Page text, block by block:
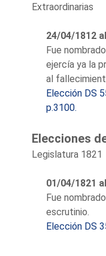
Extraordinarias
24/04/1812
Fue
ejercía ya la
al
Elección DS
p.3100.
Elecciones
Legislatura 1821
01/04/1821
Fue
escrutinio.
Elección DS